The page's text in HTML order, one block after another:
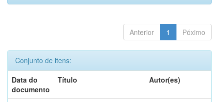
Anterior 1 Póximo
Conjunto de itens:
Data do
documento
Título Autor(es)